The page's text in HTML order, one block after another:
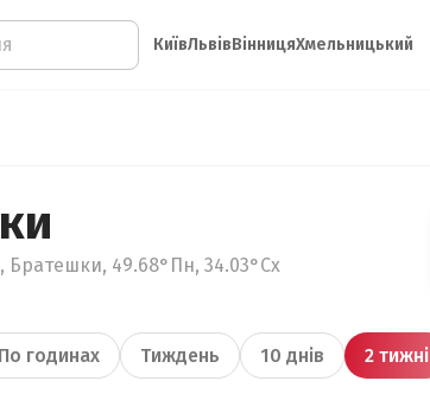
КиївЛьвівВінницяХмельницький
Братешки, 49.68°Пн, 34.03°Сх
По годинах Тиждень 10 днів 2 тижні